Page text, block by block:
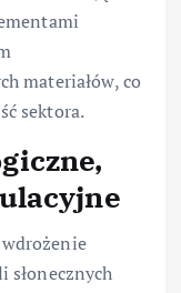
materiałów, co
sektora.